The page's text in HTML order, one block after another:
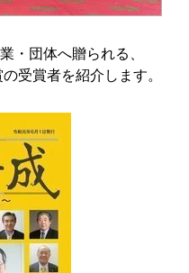
・団体へ贈られる、
受賞者を紹介します。